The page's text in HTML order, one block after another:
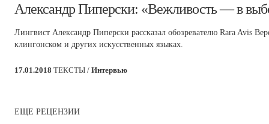
Александр Пиперски: «Вежливость — в
Лингвист Александр Пиперски рассказал обозревателю Rara Avis
клингонском и других искусственных языках.
17.01.2018 ТЕКСТЫ / Интервью
ЕЩЕ РЕЦЕНЗИИ